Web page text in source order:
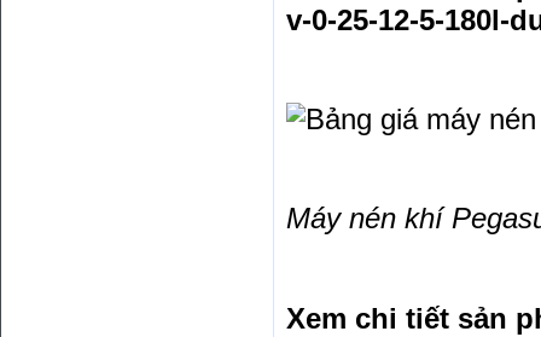
v-0-25-12-5-180l-
Máy nén khí
Xem chi tiết sản